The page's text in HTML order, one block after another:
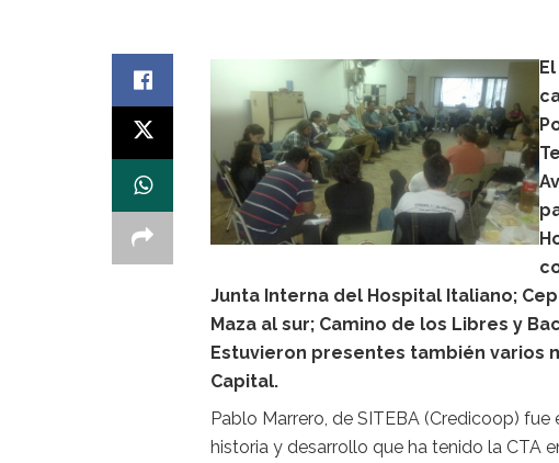
Junta Interna del Hospital Italiano;
Maza al sur; Camino de los Libres y
Estuvieron presentes también varios
Capital.
Pablo Marrero, de SITEBA (Credicoop)
historia y desarrollo que ha tenido la CTA